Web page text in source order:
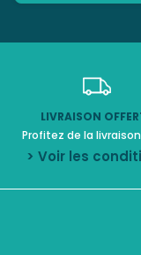
LIVRAISON
Profitez de la
> Voir les